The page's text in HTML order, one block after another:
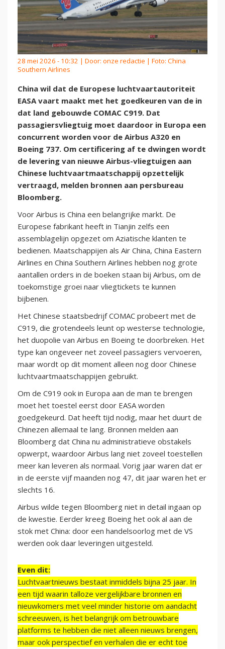
28 mei 2026 - 10:32 | Door: onze redactie | Foto: China
Southern Airlines
China wil dat de Europese luchtvaartautoriteit
EASA vaart maakt met het goedkeuren van de in
dat land gebouwde COMAC C919. Dat
passagiersvliegtuig moet daardoor in Europa een
concurrent worden voor de Airbus A320 en
Boeing 737. Om certificering af te dwingen wordt
de levering van nieuwe Airbus-vliegtuigen aan
Chinese luchtvaartmaatschappij opzettelijk
vertraagd, melden bronnen aan persbureau
Bloomberg.
Voor Airbus is China een belangrijke markt. De
Europese fabrikant heeft in Tianjin zelfs een
assemblagelijn opgezet om Aziatische klanten te
bedienen. Maatschappijen als Air China, China Eastern
Airlines en China Southern Airlines hebben nog grote
aantallen orders in de boeken staan bij Airbus, om de
toekomstige groei naar vliegtickets te kunnen
bijbenen.
Het Chinese staatsbedrijf COMAC probeert met de
C919, die grotendeels leunt op westerse technologie,
het duopolie van Airbus en Boeing te doorbreken. Het
type kan ongeveer net zoveel passagiers vervoeren,
maar wordt op dit moment alleen nog door Chinese
luchtvaartmaatschappijen gebruikt.
Om de C919 ook in Europa aan de man te brengen
moet het toestel eerst door EASA worden
goedgekeurd. Dat heeft tijd nodig, maar het duurt de
Chinezen allemaal te lang. Bronnen melden aan
Bloomberg dat China nu administratieve obstakels
opwerpt, waardoor Airbus lang niet zoveel toestellen
meer kan leveren als normaal. Vorig jaar waren dat er
in de eerste vijf maanden nog 47, dit jaar waren het er
slechts 16.
Airbus wilde tegen Bloomberg niet in detail ingaan op
de kwestie. Eerder kreeg Boeing het ook al aan de
stok met China: door een handelsoorlog met de VS
werden ook daar leveringen uitgesteld.
Even dit:
Luchtvaartnieuws bestaat inmiddels bijna 25 jaar. In
een tijd waarin talloze vergelijkbare bronnen en
nieuwkomers met veel minder historie om aandacht
schreeuwen, is het belangrijk om betrouwbare
platforms te hebben die niet alleen nieuws brengen,
maar ook perspectief en verhalen die er echt toe